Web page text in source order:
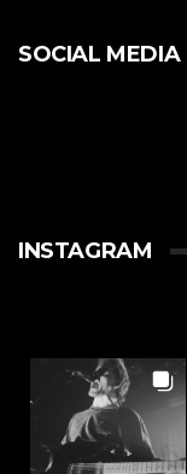
SOCIAL MEDIA
INSTAGRAM